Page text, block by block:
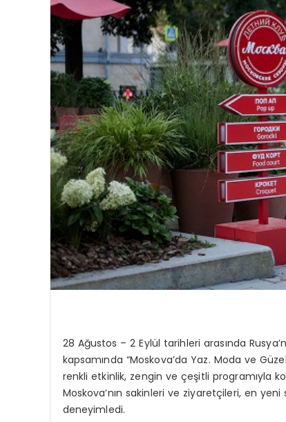
28 Ağustos – 2 Eylül tarihleri arasında
kapsamında “Moskova’da Yaz. Moda ve
renkli etkinlik, zengin ve çeşitli programıyla
Moskova’nın sakinleri ve ziyaretçileri, en
deneyimledi.